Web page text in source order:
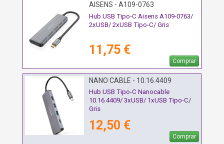
AISENS - A109-0763
Hub USB Tipo-C Aisens A109-0763/
2xUSB/ 2xUSB Tipo-C/ Gris
11,75 €
Comprar
NANO CABLE - 10.16.4409
Hub USB Tipo-C Nanocable
10.16.4409/ 3xUSB/ 1xUSB Tipo-C/
Gris
12,50 €
Comprar